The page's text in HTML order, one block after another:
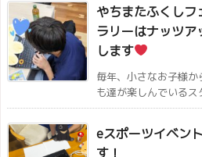
やちまたふくし
ラリーはナッツ
します
毎年、小さなお子様
も達が楽しんでいるス
eスポーツイベン
す！